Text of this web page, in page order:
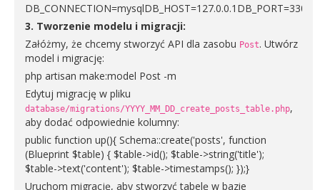
3. Tworzenie modelu i migracji:
Załóżmy, że chcemy stworzyć API dla zasobu Post. Utwórz
model i migrację:
php artisan make:model Post -m
Edytuj migrację w pliku
database/migrations/YYYY_MM_DD_create_posts_table.php,
aby dodać odpowiednie kolumny:
public function up(){ Schema::create('posts', function
(Blueprint $table) { $table->id(); $table->string('title');
$table->text('content'); $table->timestamps(); });}
Uruchom migrację, aby stworzyć tabelę w bazie